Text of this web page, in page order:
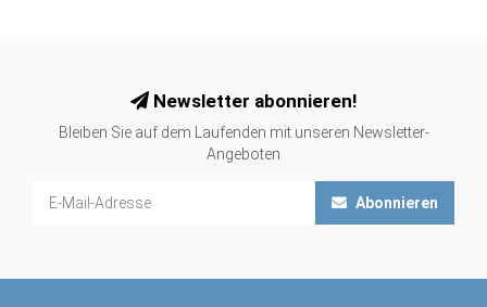
Newsletter abonnieren!
Bleiben Sie auf dem Laufenden mit unseren Newsletter-
Angeboten
Abonnieren